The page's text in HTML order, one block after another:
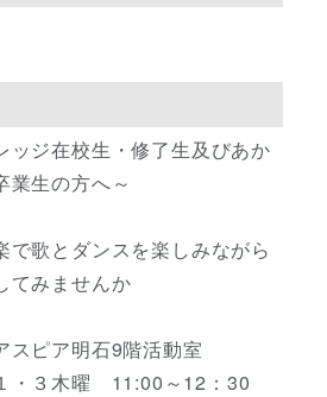
ッジ在校生・修了生及びあか
業生の方へ～
で歌とダンスを楽しみながら
てみませんか
スピア明石9階活動室
・３木曜 11:00～12：30